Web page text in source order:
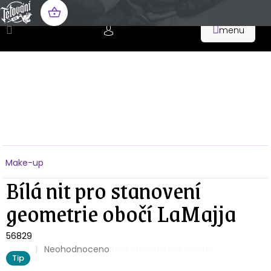
Přejít
na
obsah
NÁKUPNÍ
Make-up
Bílá nit pro stanovení
geometrie obočí LaMajja
56829
Tip
Průměrné
Neohodnoceno